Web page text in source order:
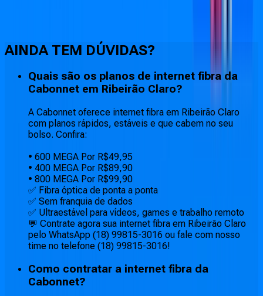
AINDA TEM DÚVIDAS?
Quais são os planos de internet fibra da
Cabonnet em Ribeirão Claro?
A Cabonnet oferece internet fibra em Ribeirão Claro
com planos rápidos, estáveis e que cabem no seu
bolso. Confira:
• 600 MEGA Por R$49,95
• 400 MEGA Por R$89,90
• 800 MEGA Por R$99,90
✅ Fibra óptica de ponta a ponta
✅ Sem franquia de dados
✅ Ultraestável para vídeos, games e trabalho remoto
💬 Contrate agora sua internet fibra em Ribeirão Claro
pelo WhatsApp (18) 99815-3016 ou fale com nosso
time no telefone (18) 99815-3016!
Como contratar a internet fibra da
Cabonnet?